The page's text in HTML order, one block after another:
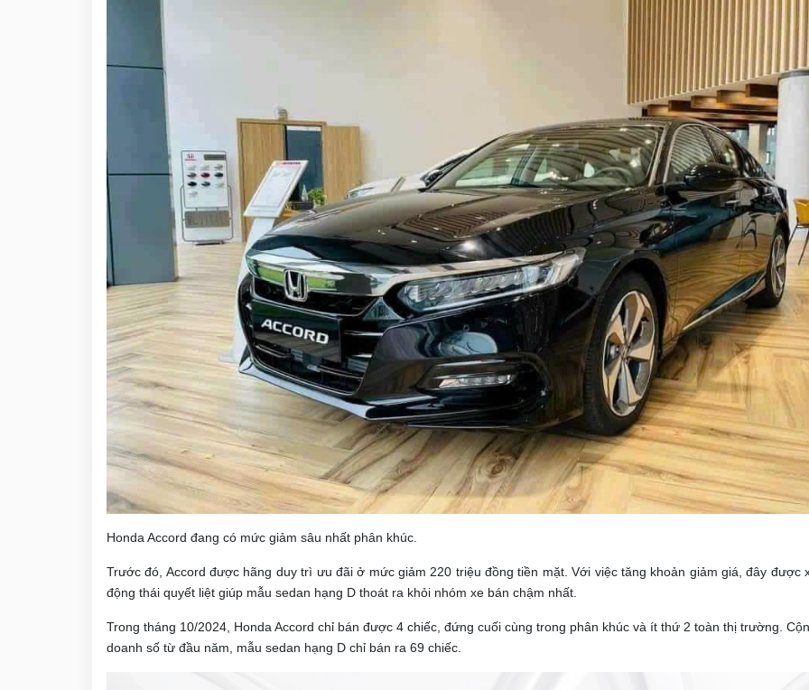
Honda Accord đang có mức giảm sâu nhất phân khúc.
Trước đó, Accord được hãng duy trì ưu đãi ở mức giảm 220 triệu đồng tiền mặt. Với việc tăng khoản giảm giá, đây được
động thái quyết liệt giúp mẫu sedan hạng D thoát ra khỏi nhóm xe bán chậm nhất.
Trong tháng 10/2024, Honda Accord chỉ bán được 4 chiếc, đứng cuối cùng trong phân khúc và ít thứ 2 toàn thị trường.
doanh số từ đầu năm, mẫu sedan hạng D chỉ bán ra 69 chiếc.